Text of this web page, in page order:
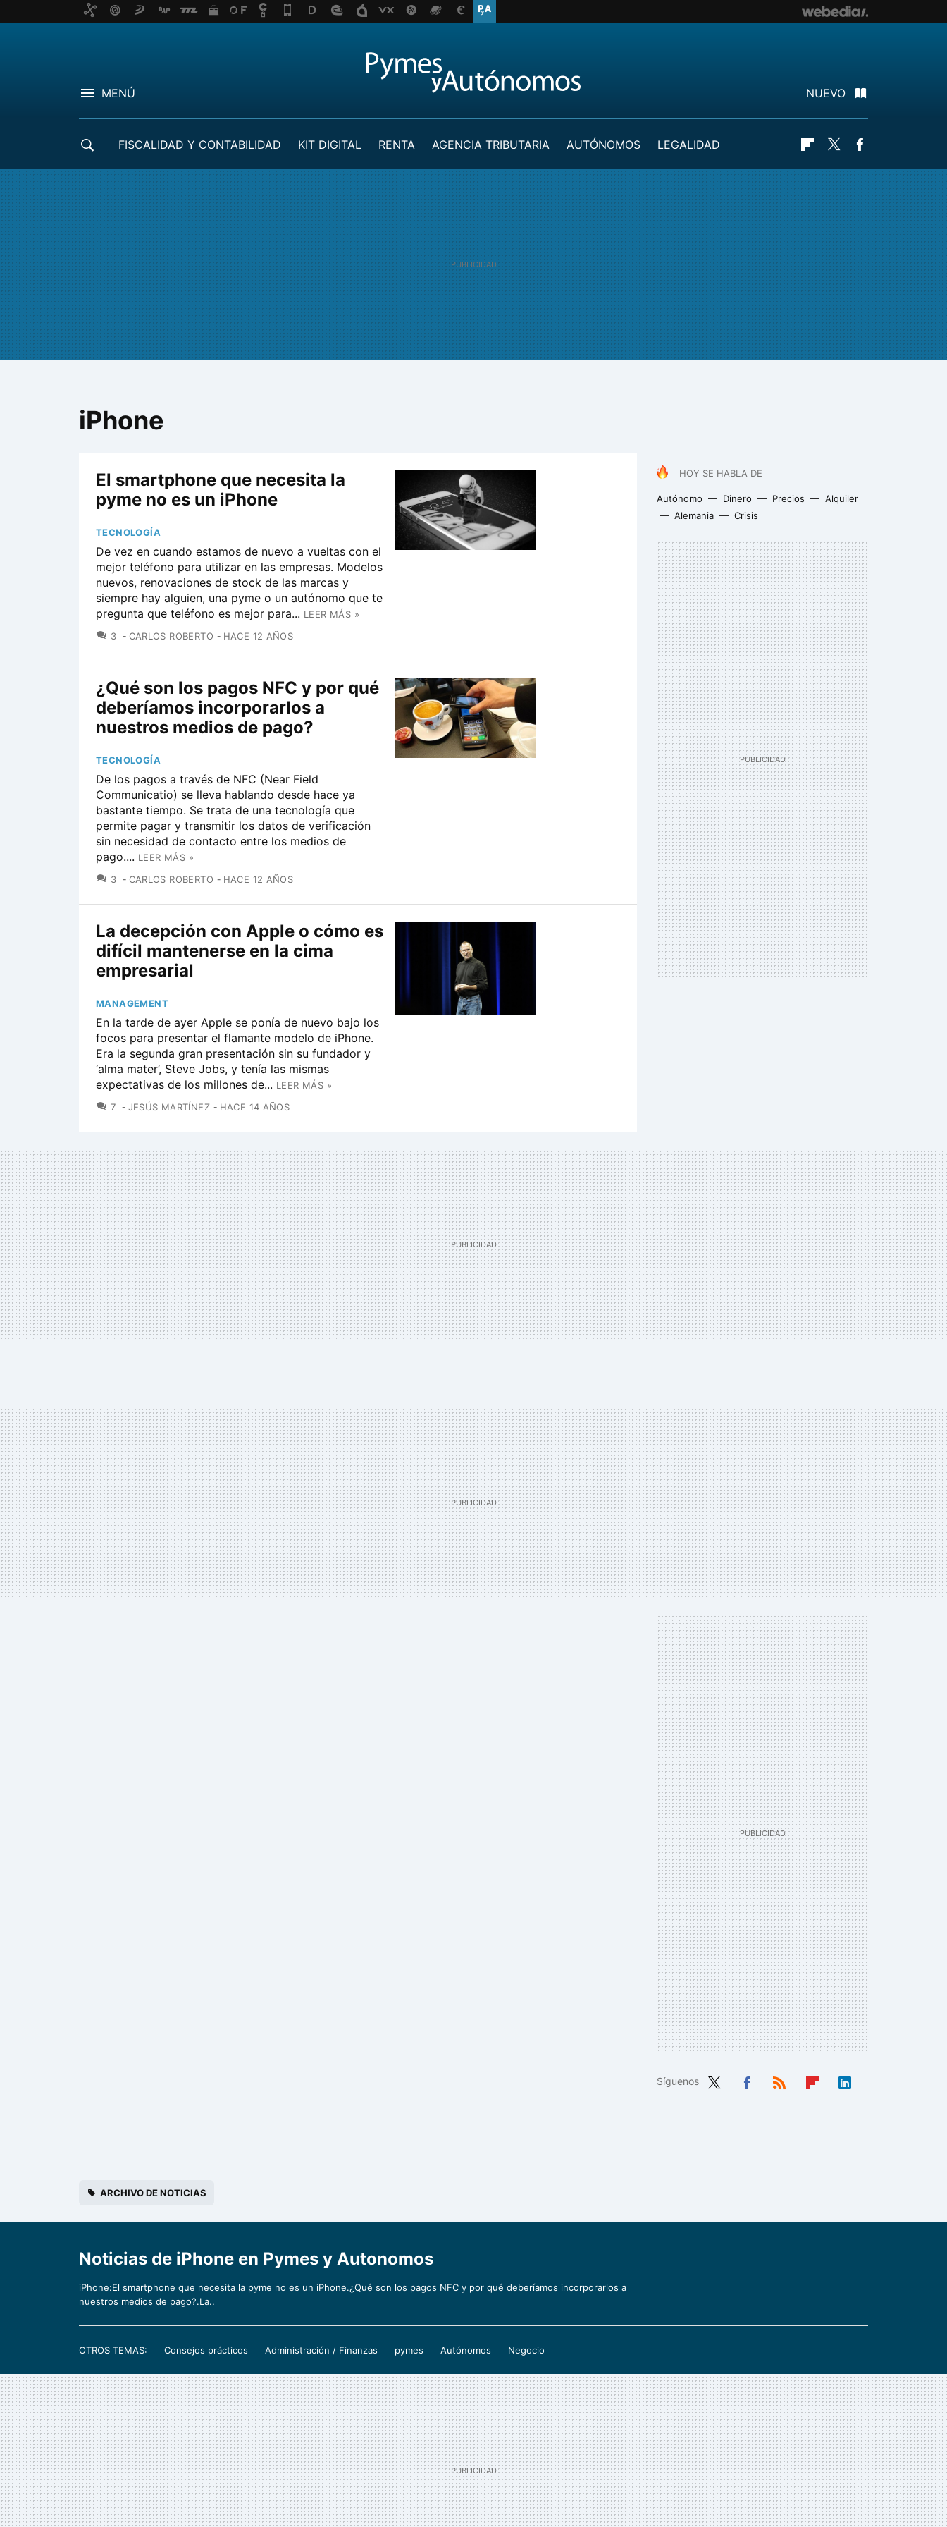
MENÚ NUEVO
FISCALIDAD Y CONTABILIDAD KIT DIGITAL RENTA AGENCIA TRIBUTARIA AUTÓNOMOS
LEGALIDAD
Flipboard
Twitter
iPhone
HOY SE HABLA DE
Autónomo Dinero Precios
Alquiler
Alemania
Crisis
El smartphone que necesita la
pyme no es un iPhone
TECNOLOGÍA
De vez en cuando estamos de nuevo a vueltas con el
mejor teléfono para utilizar en las empresas. Modelos
nuevos, renovaciones de stock de las marcas y
siempre hay alguien, una pyme o un autónomo que te
pregunta que teléfono es mejor para... LEER MÁS »
3 COMENTARIOS
CARLOS ROBERTO HACE 12 AÑOS
¿Qué son los pagos NFC y por qué
deberíamos incorporarlos a
nuestros medios de pago?
TECNOLOGÍA
De los pagos a través de NFC (Near Field
Communicatio) se lleva hablando desde hace ya
bastante tiempo. Se trata de una tecnología que
permite pagar y transmitir los datos de verificación
sin necesidad de contacto entre los medios de
pago.... LEER MÁS »
3 COMENTARIOS
CARLOS ROBERTO HACE 12 AÑOS
La decepción con Apple o cómo es
difícil mantenerse en la cima
empresarial
MANAGEMENT
En la tarde de ayer Apple se ponía de nuevo bajo los
focos para presentar el flamante modelo de iPhone.
Era la segunda gran presentación sin su fundador y
‘alma mater’, Steve Jobs, y tenía las mismas
expectativas de los millones de... LEER MÁS »
7 COMENTARIOS
JESÚS MARTÍNEZ HACE 14 AÑOS
Síguenos
ARCHIVO DE NOTICIAS
Noticias de iPhone en Pymes y Autonomos
iPhone:El smartphone que necesita la pyme no es un iPhone.¿Qué son los pagos NFC y por qué deberíamos incorporarlos a
nuestros medios de pago?.La..
OTROS TEMAS: Consejos prácticos Administración / Finanzas pymes Autónomos Negocio